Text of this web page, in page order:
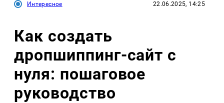
Интересное 22.06.2025, 14:25
Как создать
дропшиппинг-сайт с
нуля: пошаговое
руководство